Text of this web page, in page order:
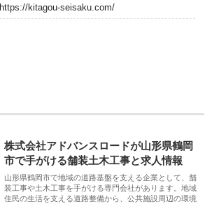
https://kitagou-seisaku.com/
株式会社アドバンスロードが山形県鶴岡
市で手がける舗装土木工事と求人情報
山形県鶴岡市で地域の道路基盤を支える企業として、舗
装工事や土木工事を手がける専門会社があります。地域
住民の生活を支える道路整備から、公共施設周辺の環境